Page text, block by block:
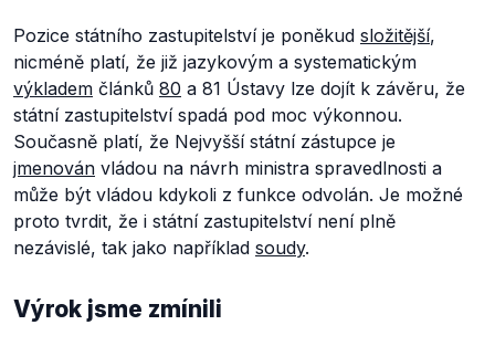
Pozice státního zastupitelství je poněkud složitější,
nicméně platí, že již jazykovým a systematickým
výkladem článků 80 a 81 Ústavy lze dojít k závěru, že
státní zastupitelství spadá pod moc výkonnou.
Současně platí, že Nejvyšší státní zástupce je
jmenován vládou na návrh ministra spravedlnosti a
může být vládou kdykoli z funkce odvolán. Je možné
proto tvrdit, že i státní zastupitelství není plně
nezávislé, tak jako například soudy.
Výrok jsme zmínili